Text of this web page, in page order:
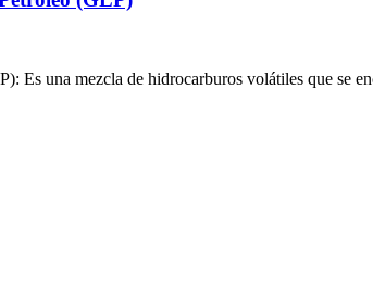
Es una mezcla de hidrocarburos volátiles que se